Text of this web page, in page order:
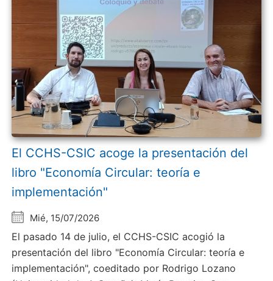
El CCHS-CSIC acoge la presentación del
libro "Economía Circular: teoría e
implementación"
Mié, 15/07/2026
El pasado 14 de julio, el CCHS-CSIC acogió la
presentación del libro "Economía Circular: teoría e
implementación", coeditado por Rodrigo Lozano